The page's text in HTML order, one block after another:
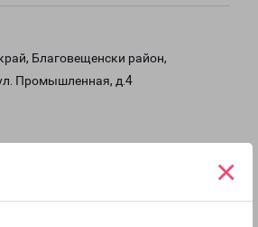
×
Благовещенски район,
Промышленная, д.4